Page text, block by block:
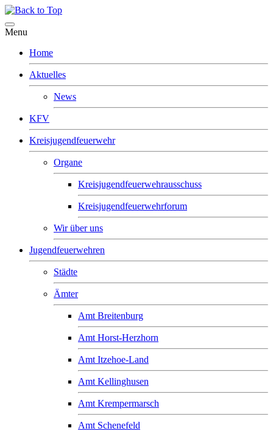
Menu
Home
Aktuelles
News
KFV
Kreisjugendfeuerwehr
Organe
Kreisjugendfeuerwehrausschuss
Kreisjugendfeuerwehrforum
Wir über uns
Jugendfeuerwehren
Städte
Ämter
Amt Breitenburg
Amt Horst-Herzhorn
Amt Itzehoe-Land
Amt Kellinghusen
Amt Krempermarsch
Amt Schenefeld